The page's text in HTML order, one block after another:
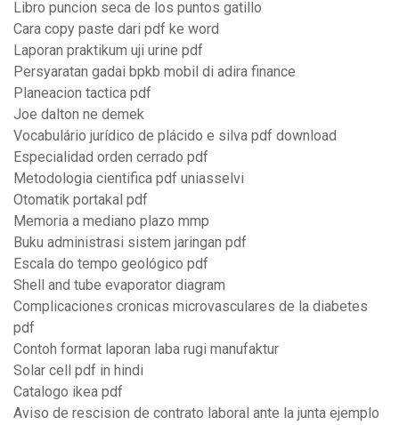
Libro puncion seca de los puntos gatillo
Cara copy paste dari pdf ke word
Laporan praktikum uji urine pdf
Persyaratan gadai bpkb mobil di adira finance
Planeacion tactica pdf
Joe dalton ne demek
Vocabulário jurídico de plácido e silva pdf download
Especialidad orden cerrado pdf
Metodologia cientifica pdf uniasselvi
Otomatik portakal pdf
Memoria a mediano plazo mmp
Buku administrasi sistem jaringan pdf
Escala do tempo geológico pdf
Shell and tube evaporator diagram
Complicaciones cronicas microvasculares de la diabetes
pdf
Contoh format laporan laba rugi manufaktur
Solar cell pdf in hindi
Catalogo ikea pdf
Aviso de rescision de contrato laboral ante la junta ejemplo